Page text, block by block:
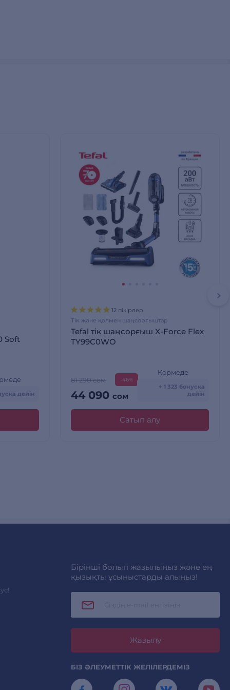
Soft
дейін
12 пікірлер
Тік және қолмен шаңсорғыштар
Tefal тік шаңсорғыш X-Force Flex
TY99C0WO
81 290 сом -46%
44 090 сом
Көрмеде
+ 1 323 бонусқа
дейін
Сатып алу
Бірінші болып жазылыңыз және ең
қызықты ұсыныстарды алыңыз!
Жазылу
БІЗ ӘЛЕУМЕТТІК ЖЕЛІЛЕРДЕМІЗ